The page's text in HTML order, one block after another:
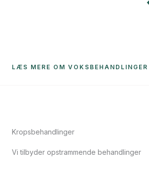
LÆS MERE OM VOKSBEHANDLINGER
Kropsbehandlinger
Vi tilbyder opstrammende behandlinger